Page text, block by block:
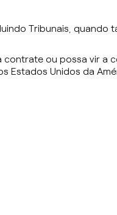
Tribunais, quando
ou possa vir a
Estados Unidos da